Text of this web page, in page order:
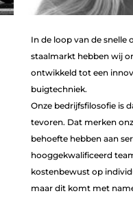
FÜR STAHL
FÜR STAHL
In de loop van de snelle
staalmarkt hebben wij
ontwikkeld tot een
buigtechniek.
Onze bedrijfsfilosofie is
tevoren. Dat merken
behoefte hebben aan
hooggekwalificeerd
kostenbewust op
maar dit komt met